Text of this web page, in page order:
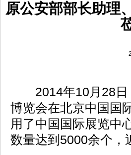
原公安部部长助理
2014年10月28日
博览会在北京中国国
用了中国国际展览中
数量达到5000余个，